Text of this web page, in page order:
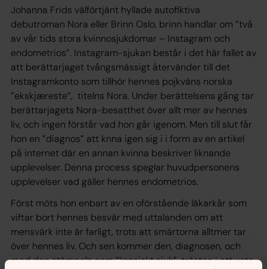
Johanna Frids välförtjänt hyllade autofiktiva
debutroman Nora eller Brinn Oslo, brinn handlar om ”två
av vår tids stora kvinnosjukdomar – Instagram och
endometrios”. Instagram-sjukan består i det här fallet av
att berättarjaget tvångsmässigt återvänder till det
Instagramkonto som tillhör hennes pojkväns norska
”ekskjæreste”, titelns Nora. Under berättelsens gång tar
berättarjagets Nora-besatthet över allt mer av hennes
liv, och ingen förstår vad hon går igenom. Men till slut får
hon en ”diagnos” att knna igen sig i i form av en artikel
på internet där en annan kvinna beskriver liknande
upplevelser. Denna process speglar huvudpersonens
upplevelser vad gäller hennes endometrios.
Först möts hon enbart av en oförstående läkarkår som
viftar bort hennes besvär med uttalanden om att
mensvärk inte är farligt, trots att smärtorna alltmer tar
över hennes liv. Och sen kommer den, diagnosen, och
med den stämpeln som ”kroniskt sjuk”, trösten i att veta